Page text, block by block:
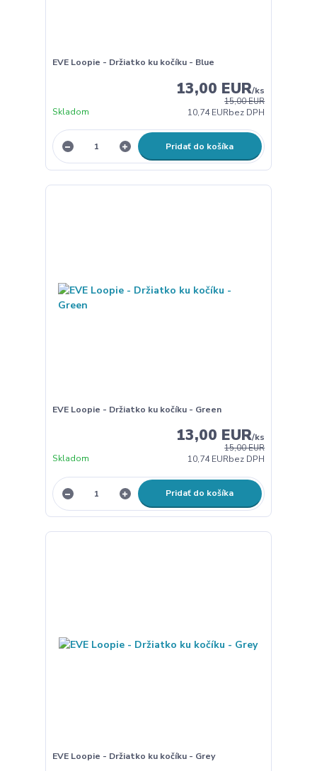
EVE Loopie - Držiatko ku kočíku - Blue
15,00 EUR
13,00 EUR/ks
10,74 EURbez DPH
Skladom
Pridať do košíka
EVE Loopie - Držiatko ku kočíku - Green
15,00 EUR
13,00 EUR/ks
10,74 EURbez DPH
Skladom
Pridať do košíka
EVE Loopie - Držiatko ku kočíku - Grey